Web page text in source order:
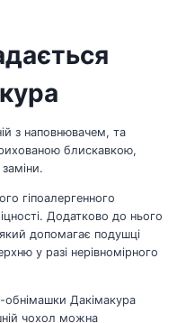
з наповнювачем, та
блискавкою,
гіпоалергенного
Додатково до нього
допомагає подушці
у разі нерівномірного
Дакімакура
чохол можна